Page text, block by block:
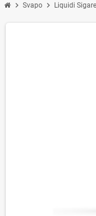
chevron_right Svapo chevron_right Liquidi